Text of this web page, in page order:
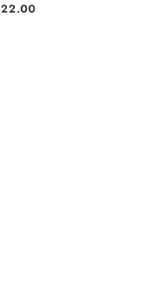
Cena:
22.00